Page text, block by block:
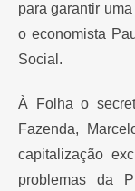
para garantir
o economista
Social.
À Folha o
Fazenda,
capitalização
problemas da